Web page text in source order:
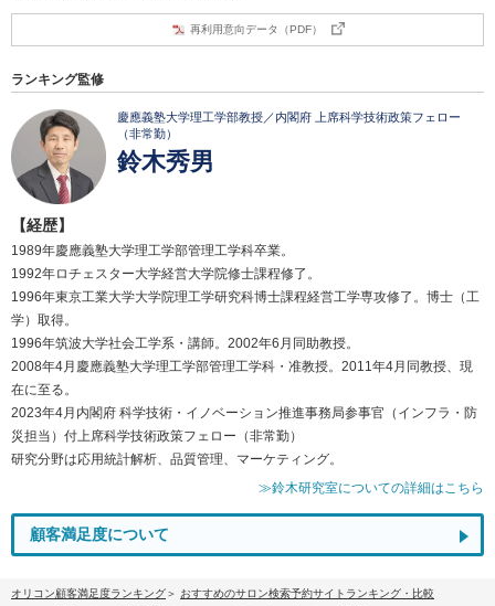
再利用意向データ（PDF）
ランキング監修
慶應義塾大学理工学部教授／内閣府 上席科学技術政策フェロー
（非常勤）
鈴木秀男
【経歴】
1989年慶應義塾大学理工学部管理工学科卒業。
1992年ロチェスター大学経営大学院修士課程修了。
1996年東京工業大学大学院理工学研究科博士課程経営工学専攻修了。博士（工
学）取得。
1996年筑波大学社会工学系・講師。2002年6月同助教授。
2008年4月慶應義塾大学理工学部管理工学科・准教授。2011年4月同教授、現
在に至る。
2023年4月内閣府 科学技術・イノベーション推進事務局参事官（インフラ・防
災担当）付上席科学技術政策フェロー（非常勤）
研究分野は応用統計解析、品質管理、マーケティング。
≫鈴木研究室についての詳細はこちら
顧客満足度について
オリコン顧客満足度ランキング
おすすめのサロン検索予約サイトランキング・比較